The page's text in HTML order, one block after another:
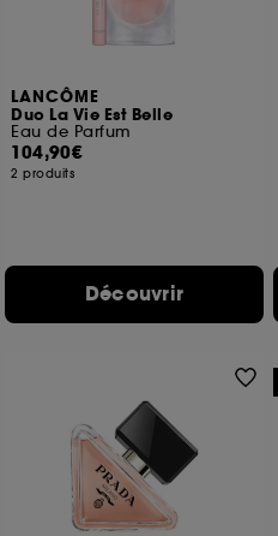
LANCÔME
Duo La Vie Est Belle
Eau de Parfum
104,90€
2 produits
Découvrir